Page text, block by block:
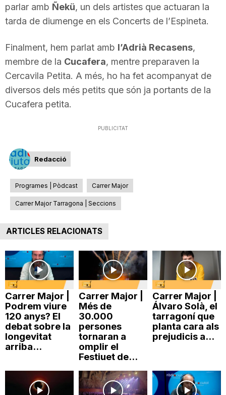
parlar amb Ñekü, un dels artistes que actuaran la
tarda de diumenge en els Concerts de l’Espineta.
Finalment, hem parlat amb l’Adrià Recasens,
membre de la Cucafera, mentre preparaven la
Cercavila Petita. A més, ho ha fet acompanyat de
diversos dels més petits que són ja portants de la
Cucafera petita.
PUBLICITAT
Redacció
Programes | Pòdcast Carrer Major
Carrer Major Tarragona | Seccions
ARTICLES RELACIONATS
Carrer Major |
Podrem viure
120 anys? El
debat sobre la
longevitat
arriba...
Carrer Major |
Més de
30.000
persones
tornaran a
omplir el
Festiuet de...
Carrer Major |
Álvaro Solà, el
tarragoní que
planta cara als
prejudicis a...